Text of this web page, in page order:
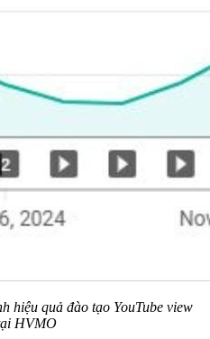
hiệu quả đào tạo YouTube view
HVMO